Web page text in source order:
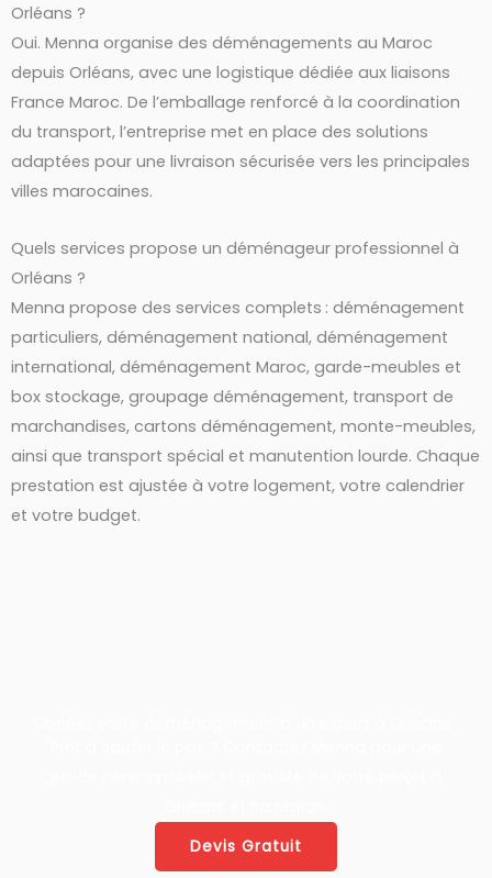
Orléans ?
Oui. Menna organise des déménagements au Maroc
depuis Orléans, avec une logistique dédiée aux liaisons
France Maroc. De l’emballage renforcé à la coordination
du transport, l’entreprise met en place des solutions
adaptées pour une livraison sécurisée vers les principales
villes marocaines.
Quels services propose un déménageur professionnel à
Orléans ?
Menna propose des services complets : déménagement
particuliers, déménagement national, déménagement
international, déménagement Maroc, garde-meubles et
box stockage, groupage déménagement, transport de
marchandises, cartons déménagement, monte-meubles,
ainsi que transport spécial et manutention lourde. Chaque
prestation est ajustée à votre logement, votre calendrier
et votre budget.
Devis Gratuit